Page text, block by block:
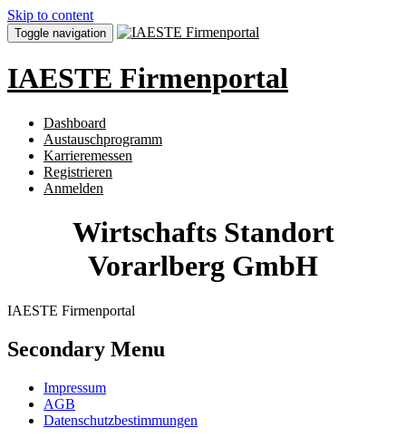
Skip to content
Toggle navigation
IAESTE Firmenportal
Dashboard
Austauschprogramm
Karrieremessen
Registrieren
Anmelden
Wirtschafts Standort
Vorarlberg GmbH
IAESTE Firmenportal
Secondary Menu
Impressum
AGB
Datenschutzbestimmungen